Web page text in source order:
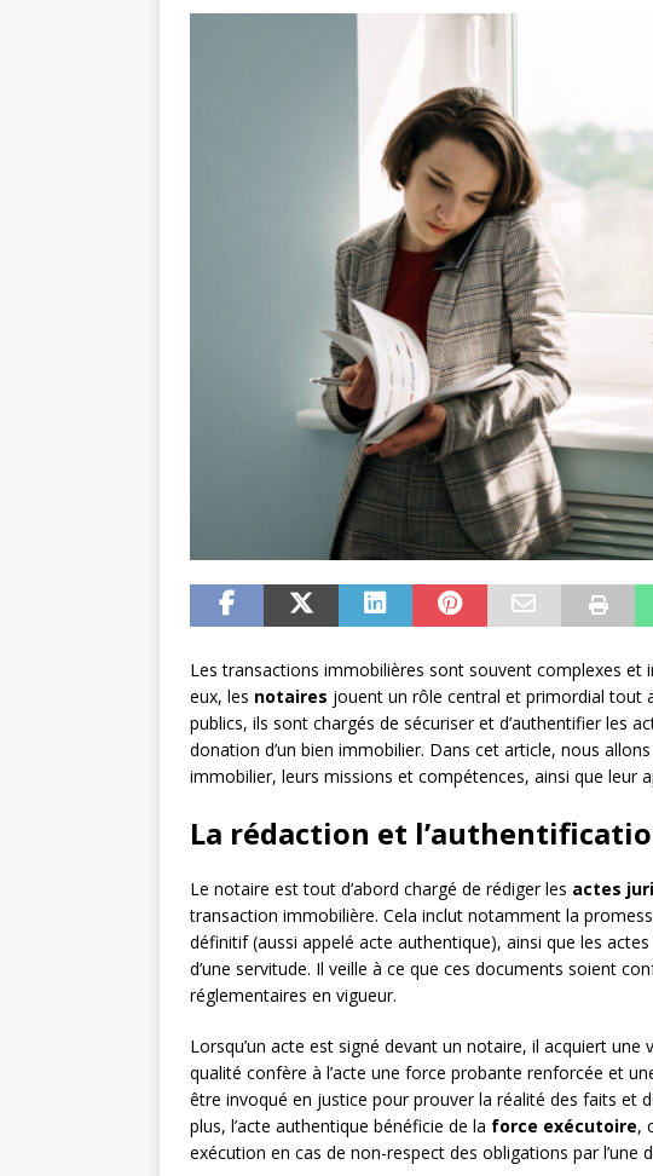
Les transactions immobilières sont souvent complexes et
eux, les notaires jouent un rôle central et primordial tout
publics, ils sont chargés de sécuriser et d’authentifier les
donation d’un bien immobilier. Dans cet article, nous
immobilier, leurs missions et compétences, ainsi que leur
La rédaction et
Le notaire est tout d’abord chargé de rédiger les actes
transaction immobilière. Cela inclut notamment la
définitif (aussi appelé acte authentique), ainsi que les
d’une servitude. Il veille à ce que ces documents soient
réglementaires en vigueur.
Lorsqu’un acte est signé devant un notaire, il acquiert une
qualité confère à l’acte une force probante renforcée et
être invoqué en justice pour prouver la réalité des faits et
plus, l’acte authentique bénéficie de la force exécutoire,
exécution en cas de non-respect des obligations par l’une